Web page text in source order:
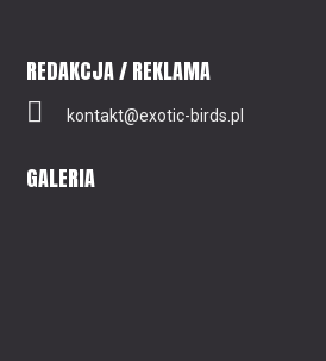
REDAKCJA / REKLAMA
kontakt@exotic-birds.pl
GALERIA